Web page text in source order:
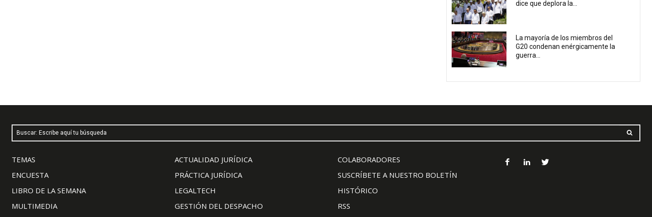
dice que deplora la...
La mayoría de los miembros del
G20 condenan enérgicamente la
guerra...
Buscar: Escribe aquí tu búsqueda
TEMAS
ENCUESTA
LIBRO DE LA SEMANA
MULTIMEDIA
ACTUALIDAD JURÍDICA
PRÁCTICA JURÍDICA
LEGALTECH
GESTIÓN DEL DESPACHO
COLABORADORES
SUSCRÍBETE A NUESTRO BOLETÍN
HISTÓRICO
RSS